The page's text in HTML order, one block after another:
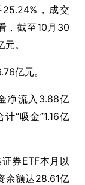
25.24% ，成交
，截至10月 30
元。
亿元。
净流入 3.88亿
计“吸金”1.16亿
券ETF本月以
余额达28.61亿